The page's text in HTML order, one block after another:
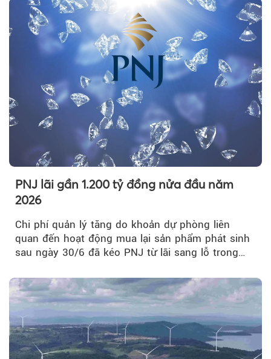
PNJ lãi gần 1.200 tỷ đồng nửa đầu năm
2026
Chi phí quản lý tăng do khoản dự phòng liên
quan đến hoạt động mua lại sản phẩm phát sinh
sau ngày 30/6 đã kéo PNJ từ lãi sang lỗ trong